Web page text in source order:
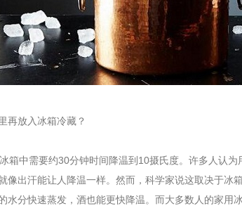
放入冰箱冷藏？
中需要约30分钟时间降温到10摄氏度。许多人认为
像出汗能让人降温一样。然而，科学家说这取决于冰
水分快速蒸发，酒也能更快降温。而大多数人的家用